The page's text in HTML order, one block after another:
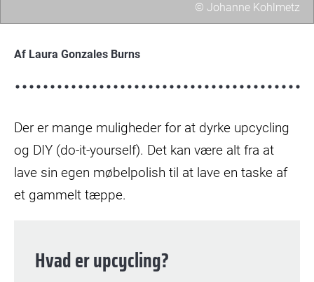
© Johanne Kohlmetz
Kohlmetz
fantastiske
tips
Af Laura Gonzales Burns
Der er mange muligheder for at dyrke upcycling
og DIY (do-it-yourself). Det kan være alt fra at
lave sin egen møbelpolish til at lave en taske af
et gammelt tæppe.
Hvad er upcycling?